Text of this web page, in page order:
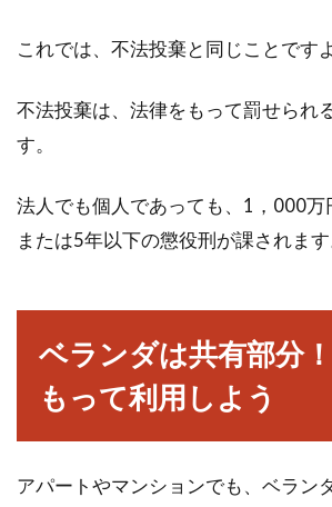
アパートへの入居を決
アパートの火災
新のときに払うの
年契約となっています
ら2年経...
家賃と管理費・
仕訳はどうなるか
これでは、不法投棄と同じことですよ
不法投棄は、法律をもって罰せられ
す。
法人でも個人であっても、1，000万
または5年以下の懲役刑が課されます
ベランダは共有部分
もって利用しよう
アパートやマンションでも、ベラン